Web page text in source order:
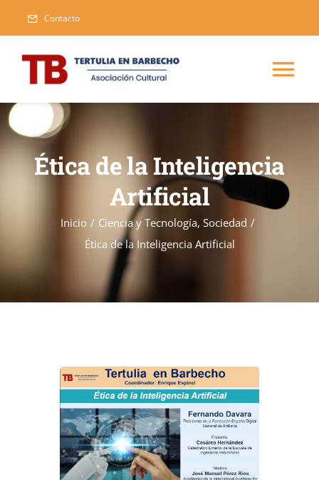
contenido
Contacto
Blog
Publicaciones Nueva
Ética de la Inteligencia
Artificial
Inicio / Ciencia y Tecnología, Sociedad /
Ética de la Inteligencia Artificial